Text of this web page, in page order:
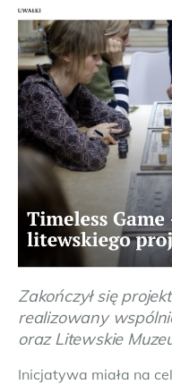
Zakończył się projekt
realizowany
oraz Litewskie
Inicjatywa miała na